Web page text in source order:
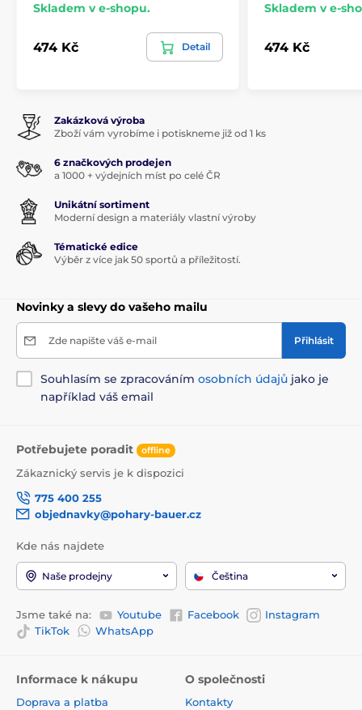
Skladem v e-shopu.
474 Kč Detail
Skladem v e-
474 Kč
Zakázková výroba
Zboží vám vyrobíme i potiskneme již od 1 ks
6 značkových prodejen
a 1000 + výdejních míst po celé ČR
Unikátní sortiment
Moderní design a materiály vlastní výroby
Tématické edice
Výběr z více jak 50 sportů a příležitostí.
Novinky a slevy do vašeho mailu
Zde napište váš e-mail Přihlásit
Souhlasím se zpracováním osobních údajů jako je
například váš email
Potřebujete poradit offline
Zákaznický servis je k dispozici
775 400 255
objednavky@pohary-bauer.cz
Kde nás najdete
Naše prodejny Čeština
Jsme také na: Youtube Facebook
Instagram
TikTok
WhatsApp
Informace k nákupu
Doprava a platba
O společnosti
Kontakty